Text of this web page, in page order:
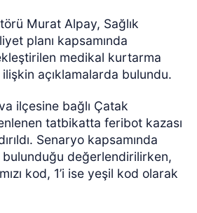
Murat Alpay, Sağlık
planı kapsamında
medikal kurtarma
açıklamalarda bulundu.
ilçesine bağlı Çatak
tatbikatta feribot kazası
Senaryo kapsamında
bulunduğu değerlendirilirken,
kod, 1’i ise yeşil kod olarak